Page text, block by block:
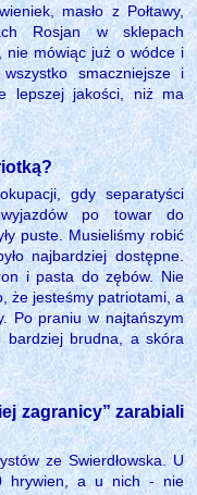
masło z Połtawy,
Rosjan w sklepach
nie mówiąc już o wódce i
smaczniejsze i
lepszej jakości, niż ma
gdy separatyści
wyjazdów po towar do
puste. Musieliśmy robić
najbardziej dostępne.
i pasta do zębów. Nie
że jesteśmy patriotami, a
Po praniu w najtańszym
bardziej brudna, a skóra
zagranicy” zarabiali
ze Swierdłowska. U
hrywien, a u nich - nie